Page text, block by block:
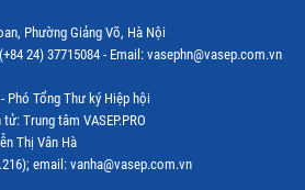
Phường Giảng Võ, Hà Nội
24) 37715084 - Email: vasephn@vasep.com.vn
Phó Tổng Thư ký Hiệp hội
Trung tâm VASEP.PRO
Thị Vân Hà
email: vanha@vasep.com.vn